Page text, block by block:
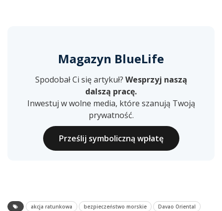
Magazyn BlueLife
Spodobał Ci się artykuł? Wesprzyj naszą
dalszą pracę.
Inwestuj w wolne media, które szanują Twoją
prywatność.
Prześlij symboliczną wpłatę
akcja ratunkowa bezpieczeństwo morskie
Davao Oriental